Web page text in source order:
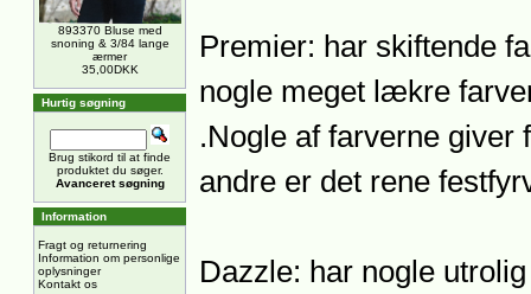
893370 Bluse med
snoning & 3/84 lange
ærmer
35,00DKK
Hurtig søgning
Brug stikord til at finde
produktet du søger.
Avanceret søgning
Information
Fragt og returnering
Information om personlige
oplysninger
Kontakt os
Premier: har skiftende
nogle meget lækre
.Nogle af farverne giver
andre er det rene
Dazzle: har nogle